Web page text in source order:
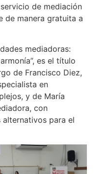
de mediación
de manera gratuita a
mediadoras:
es el título
de Francisco Diez,
en
y de María
con
para el